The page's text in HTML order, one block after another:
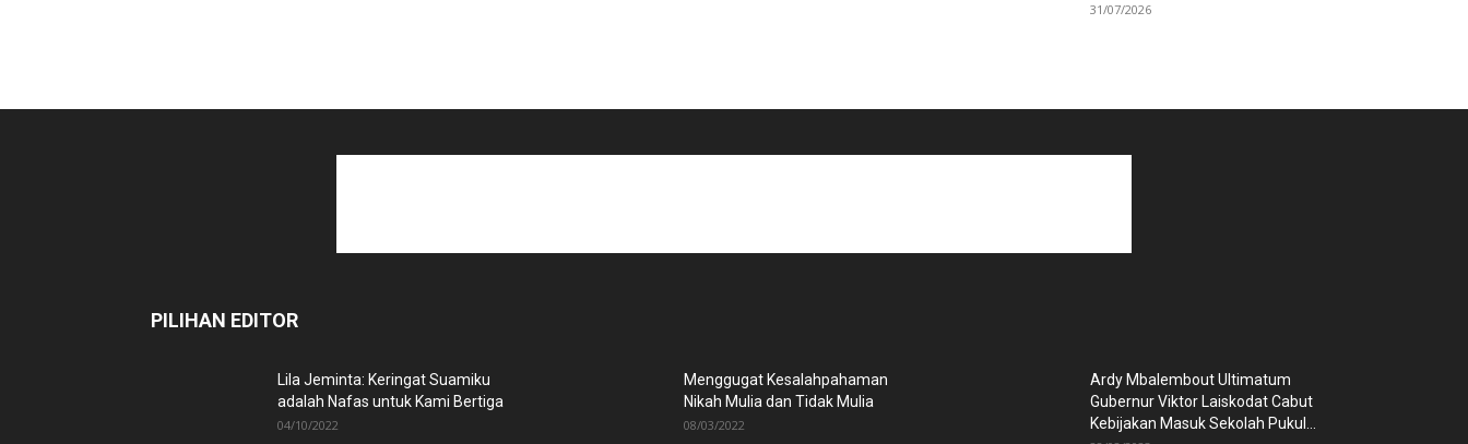
31/07/2026
PILIHAN EDITOR
Lila Jeminta: Keringat Suamiku
adalah Nafas untuk Kami Bertiga
04/10/2022
Menggugat Kesalahpahaman
Nikah Mulia dan Tidak Mulia
08/03/2022
Ardy Mbalembout Ultimatum
Gubernur Viktor Laiskodat Cabut
Kebijakan Masuk Sekolah Pukul...